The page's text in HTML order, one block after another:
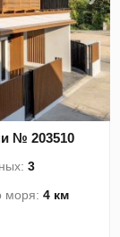
№ 203510
3
моря:4 км